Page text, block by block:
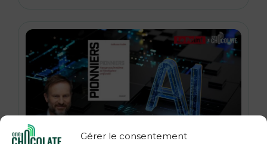
Gérer le consentement